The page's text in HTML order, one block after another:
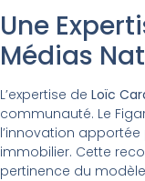
Une
Médias
L’expertise de Loïc
communauté. Le
l’innovation
immobilier. Cette
pertinence du